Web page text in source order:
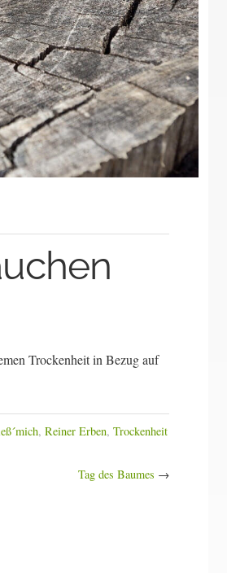
Trockenheit in Bezug auf
, Reiner Erben, Trockenheit
Tag des Baumes →